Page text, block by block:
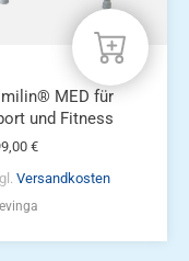
MED für
und Fitness
€
Versandkosten